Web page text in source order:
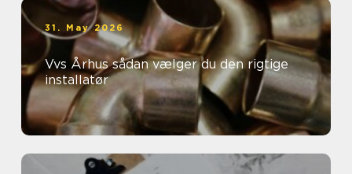
31. May 2026
Vvs Århus sådan vælger du den rigtige
installatør